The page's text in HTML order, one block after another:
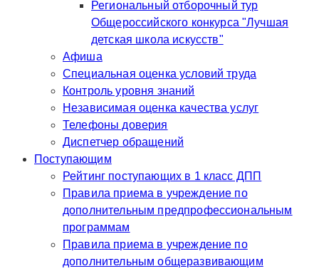
Региональный отборочный тур
Общероссийского конкурса "Лучшая
детская школа искусств"
Афиша
Специальная оценка условий труда
Контроль уровня знаний
Независимая оценка качества услуг
Телефоны доверия
Диспетчер обращений
Поступающим
Рейтинг поступающих в 1 класс ДПП
Правила приема в учреждение по
дополнительным предпрофессиональным
программам
Правила приема в учреждение по
дополнительным общеразвивающим